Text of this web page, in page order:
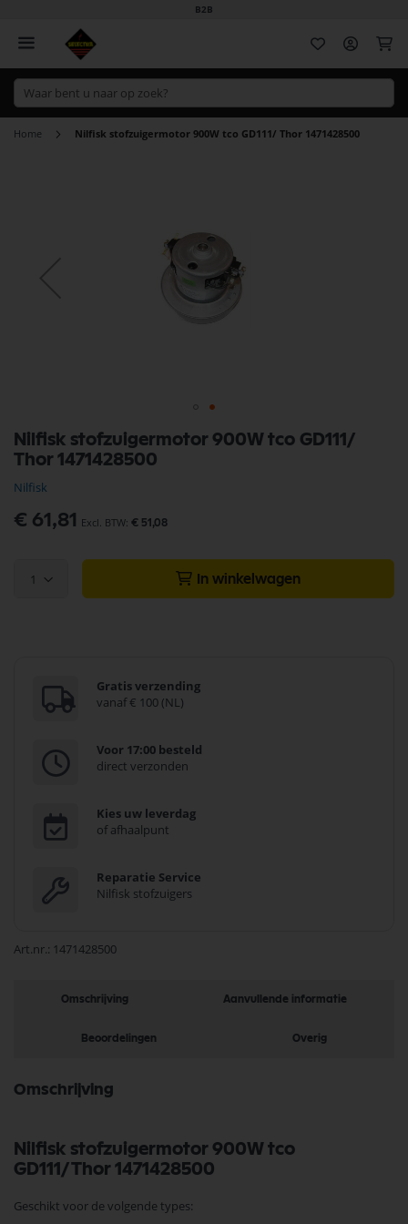
B2B
Home Nilfisk stofzuigermotor 900W tco GD111/ Thor 1471428500
Nilfisk stofzuigermotor 900W tco GD111/
Thor 1471428500
Nilfisk
€ 61,81 € 51,08
1 In winkelwagen
Gratis verzending
vanaf € 100 (NL)
Voor 17:00 besteld
direct verzonden
Kies uw leverdag
of afhaalpunt
Reparatie Service
Nilfisk stofzuigers
Art.nr. 1471428500
naar
het
van
de
afbeeldingen-
Omschrijving Aanvullende informatie
Beoordelingen Overig
Omschrijving
Nilfisk stofzuigermotor 900W tco
GD111/Thor 1471428500
Geschikt voor de volgende types: